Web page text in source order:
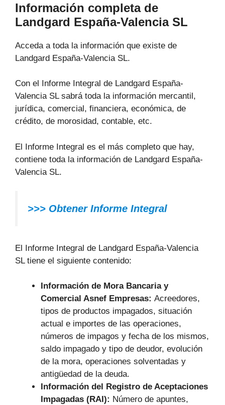
Información completa de
Landgard España-Valencia SL
Acceda a toda la información que existe de
Landgard España-Valencia SL.
Con el Informe Integral de Landgard España-
Valencia SL sabrá toda la información mercantil,
jurídica, comercial, financiera, económica, de
crédito, de morosidad, contable, etc.
El Informe Integral es el más completo que hay,
contiene toda la información de Landgard España-
Valencia SL.
>>> Obtener Informe Integral
El Informe Integral de Landgard España-Valencia
SL tiene el siguiente contenido:
Información de Mora Bancaria y
Comercial Asnef Empresas: Acreedores,
tipos de productos impagados, situación
actual e importes de las operaciones,
números de impagos y fecha de los mismos,
saldo impagado y tipo de deudor, evolución
de la mora, operaciones solventadas y
antigüedad de la deuda.
Información del Registro de Aceptaciones
Impagadas (RAI): Número de apuntes,